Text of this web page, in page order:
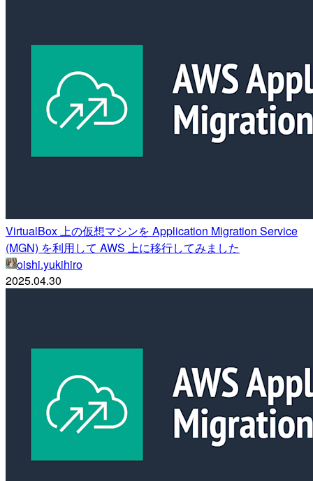
VirtualBox 上の仮想マシンを Application Migration Service
(MGN) を利用して AWS 上に移行してみました
oishi.yukihiro
2025.04.30